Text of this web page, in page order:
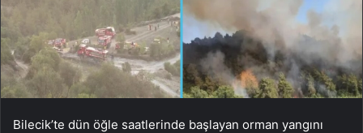
Bilecik’te dün öğle saatlerinde başlayan orman yangını